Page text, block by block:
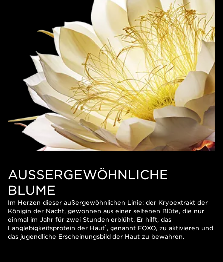
AUSSERGEWÖHNLICHE B
LUME
Im Herzen dieser außergewöhnlichen Linie: der Kryoextrakt der
Königin der Nacht, gewonnen aus einer seltenen Blüte, die nur
einmal im Jahr für zwei Stunden erblüht. Er hilft, das
Langlebigkeitsprotein der Haut¹, genannt FOXO, zu aktivieren und
das jugendliche Erscheinungsbild der Haut zu bewahren.